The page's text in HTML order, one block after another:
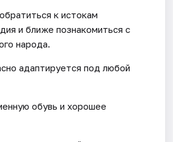
к истокам
и ближе познакомиться с
народа.
адаптируется под любой
обувь и хорошее